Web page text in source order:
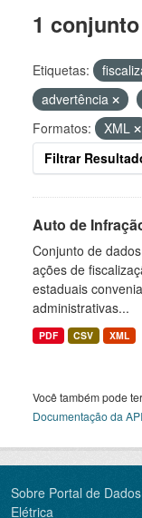
1
Etiquetas:
advertência
Formatos:
XML
Filtrar
Auto de
Conjunto de
ações de
estaduais
administrativas...
PDF CSV XML
Você também pode
Documentação da API
Sobre Portal de
Elétrica